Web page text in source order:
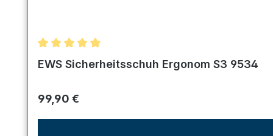
Durchschnittliche Bewertung von 5 von 5 Sternen
EWS Sicherheitsschuh Ergonom S3 9534
Regulärer Preis:
99,90 €